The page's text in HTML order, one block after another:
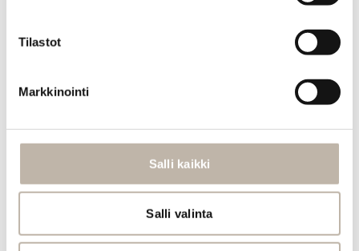
Tilastot
Markkinointi
Salli kaikki
Salli valinta
Yhteystiedot
Tilauksen peruutus
Tietosuoja- ja rekisteriseloste
Vastuullisuus
Usein kysytyt kysymykset